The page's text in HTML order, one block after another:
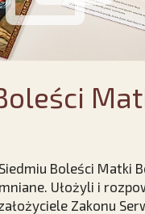
Boleści Matki
Ułożyli i
Zakonu